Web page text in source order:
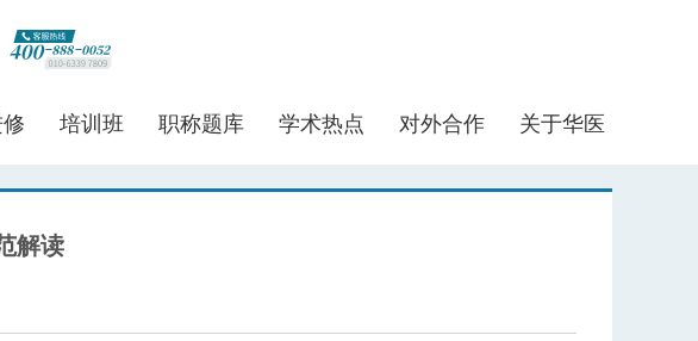
培训班 职称题库 学术热点 对外合作 关于华医
解读